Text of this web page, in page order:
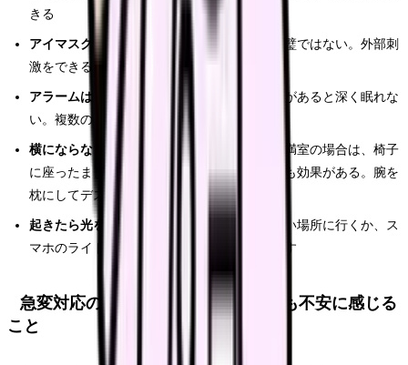
きる
アイマスクと耳栓は必須
：仮眠室の環境は完璧ではない。外部刺
激をできるだけ遮断する
アラームは必ずセットする
：寝過ごしの不安があると深く眠れな
い。複数のアラームを設定しておく
横にならなくても良い
：仮眠室がない場合や満室の場合は、椅子
に座ったまま15〜20分の「パワーナップ」でも効果がある。腕を
枕にしてデスクに伏せるだけでもOK
起きたら光を浴びる
：仮眠から覚めたら明るい場所に行くか、ス
マホのライトを顔に当てるなどして覚醒を促す
急変対応の心構え｜新人が夜勤で最も不安に感じる
こと